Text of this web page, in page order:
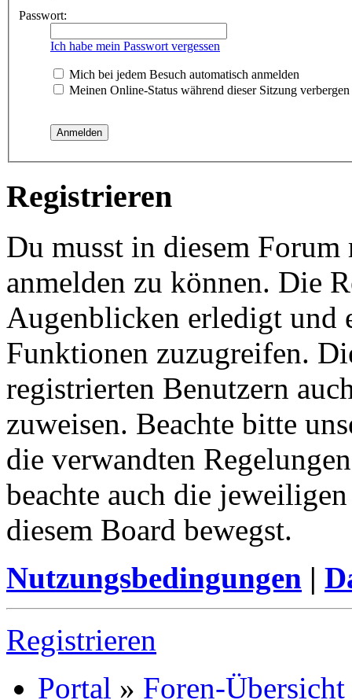
Passwort:
Ich habe mein Passwort vergessen
Mich bei jedem Besuch automatisch anmelden
Meinen Online-Status während dieser Sitzung verbergen
Registrieren
Du musst in diesem
anmelden zu können. Die
Augenblicken erledigt und
Funktionen zuzugreifen.
registrierten Benutzern
zuweisen. Beachte bitte
die verwandten
beachte auch die
diesem Board bewegst.
Nutzungsbedingungen |
Registrieren
Portal » Foren-Übersicht